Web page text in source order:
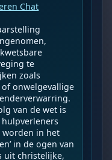
Chat
te
zoals
of onwelgevallige
van de wet is
in het
in de ogen van
uit christelijke,